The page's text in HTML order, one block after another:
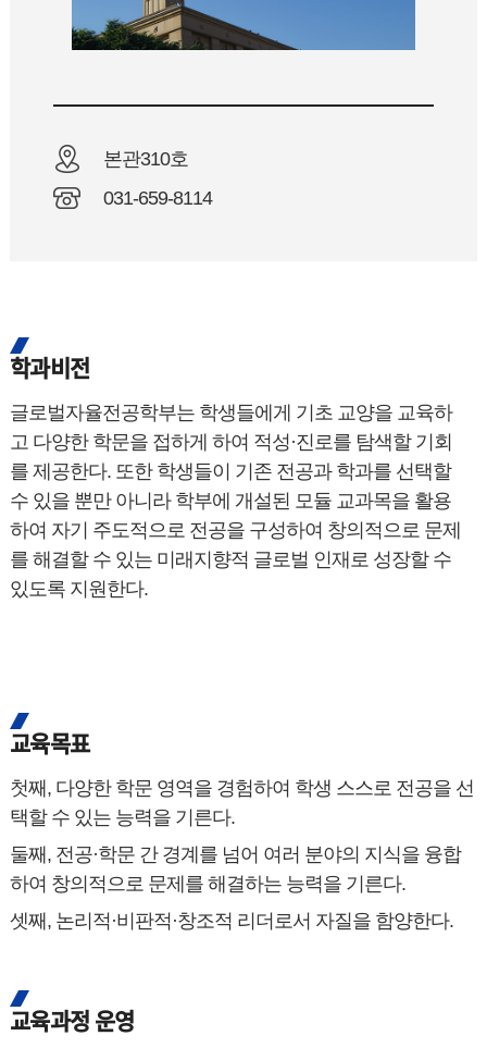
본관310호
031-659-8114
학과비전
글로벌자율전공학부는 학생들에게 기초 교양을 교육하
고 다양한 학문을 접하게 하여 적성·진로를 탐색할 기회
를 제공한다. 또한 학생들이 기존 전공과 학과를 선택할
수 있을 뿐만 아니라 학부에 개설된 모듈 교과목을 활용
하여 자기 주도적으로 전공을 구성하여 창의적으로 문제
를 해결할 수 있는 미래지향적 글로벌 인재로 성장할 수
있도록 지원한다.
교육목표
첫째, 다양한 학문 영역을 경험하여 학생 스스로 전공을 선
택할 수 있는 능력을 기른다.
둘째, 전공·학문 간 경계를 넘어 여러 분야의 지식을 융합
하여 창의적으로 문제를 해결하는 능력을 기른다.
셋째, 논리적·비판적·창조적 리더로서 자질을 함양한다.
교육과정 운영